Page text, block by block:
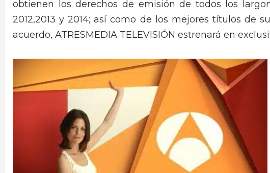
obtienen los derechos de emisión de todos los
2012,2013 y 2014; así como de los mejores títulos de
acuerdo, ATRESMEDIA TELEVISIÓN estrenará en